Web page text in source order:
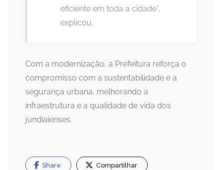
eficiente em toda a cidade”,
explicou.
Com a modernização, a Prefeitura reforça o
compromisso com a sustentabilidade e a
segurança urbana, melhorando a
infraestrutura e a qualidade de vida dos
jundiaienses.
Share Compartilhar